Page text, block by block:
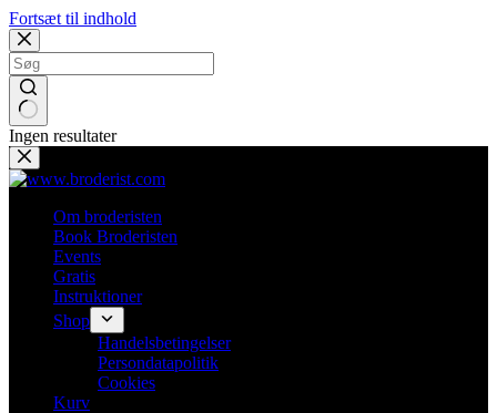
Fortsæt til indhold
Ingen resultater
Om broderisten
Book Broderisten
Events
Gratis
Instruktioner
Shop
Handelsbetingelser
Persondatapolitik
Cookies
Kurv